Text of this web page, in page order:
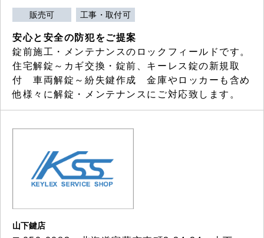
販売可 工事・取付可
安心と安全の防犯をご提案
錠前施工・メンテナンスのロックフィールドです。
住宅解錠～カギ交換・錠前、キーレス錠の新規取
付 車両解錠～紛失鍵作成 金庫やロッカーも含め
他様々に解錠・メンテナンスにご対応致します。
山下鍵店